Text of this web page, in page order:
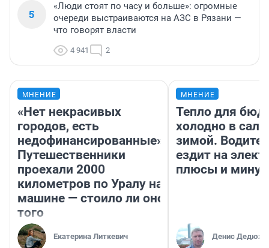
5
«Люди стоят по часу и больше»: огромные
очереди выстраиваются на АЗС в Рязани —
что говорят власти
4 941 2
МНЕНИЕ
«Нет некрасивых
городов, есть
недофинансированные».
Путешественники
проехали 2000
километров по Уралу на
машине — стоило ли оно
того
Екатерина Литкевич
МНЕНИЕ
Тепло для
холодно в
зимой.
ездит на
плюсы и
Денис